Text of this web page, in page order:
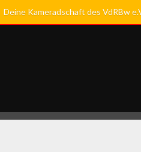
Deine Kameradschaft des VdRBw